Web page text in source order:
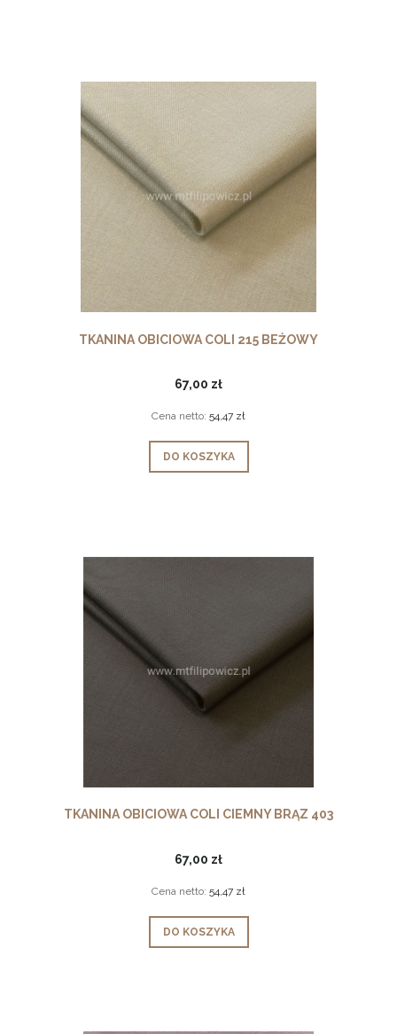
TKANINA OBICIOWA COLI 215 BEŻOWY
67,00 zł
Cena netto: 54,47 zł
DO KOSZYKA
TKANINA OBICIOWA COLI CIEMNY BRĄZ 403
67,00 zł
Cena netto: 54,47 zł
DO KOSZYKA